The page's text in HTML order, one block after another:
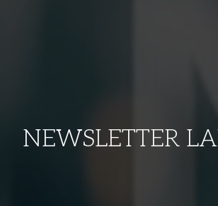
NEWSLETTER